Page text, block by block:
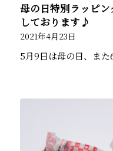
母の日特別ラッピ
しております♪
2021年4月23日
5月9日は母の日、ま